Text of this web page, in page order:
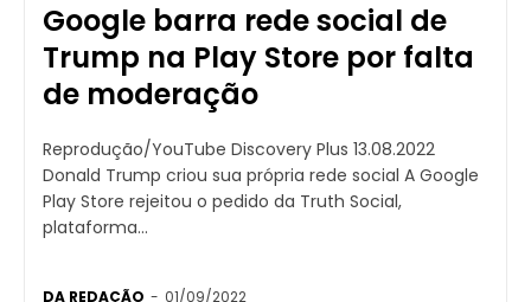
Google barra rede social de
Trump na Play Store por falta
de moderação
Reprodução/YouTube Discovery Plus 13.08.2022
Donald Trump criou sua própria rede social A Google
Play Store rejeitou o pedido da Truth Social,
plataforma...
DA REDAÇÃO - 01/09/2022